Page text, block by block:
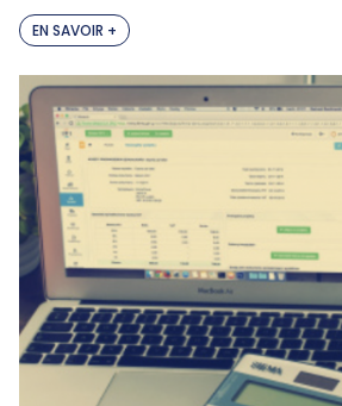
EN SAVOIR +